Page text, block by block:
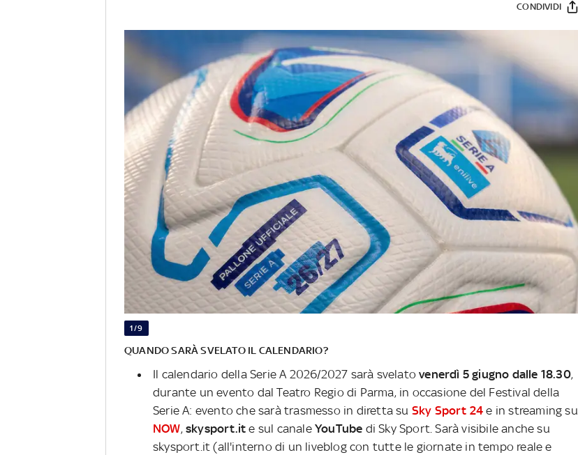
CONDIVIDI
1/9
QUANDO SARÀ SVELATO IL CALENDARIO?
Il calendario della Serie A 2026/2027 sarà svelatovenerdì 5 giugno dalle 18.30,
durante un evento dal Teatro Regio di Parma, in occasione del Festival della
Serie A: evento che sarà trasmesso in diretta su Sky Sport 24 e in streaming su
NOW,skysport.ite sul canaleYouTube di Sky Sport. Sarà visibile anche su
skysport.it (all'interno di un liveblog con tutte le giornate in tempo reale e